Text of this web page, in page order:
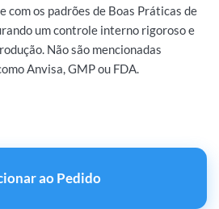
com os padrões de Boas Práticas de
um controle interno rigoroso e
Não são mencionadas
Anvisa, GMP ou FDA.
10mg 50 comprimidos quantidade
ao Pedido